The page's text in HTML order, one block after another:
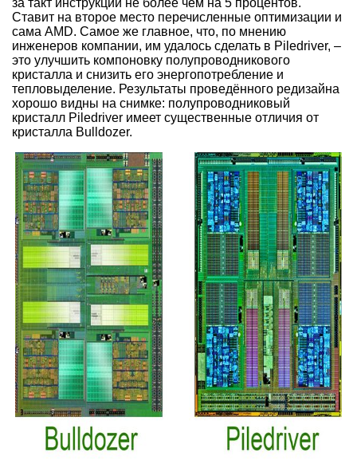
Ставит на второе место перечисленные оптимизации и
сама AMD. Самое же главное, что, по мнению
инженеров компании, им удалось сделать в Piledriver, –
это улучшить компоновку полупроводникового
кристалла и снизить его энергопотребление и
тепловыделение. Результаты проведённого редизайна
хорошо видны на снимке: полупроводниковый
кристалл Piledriver имеет существенные отличия от
кристалла Bulldozer.